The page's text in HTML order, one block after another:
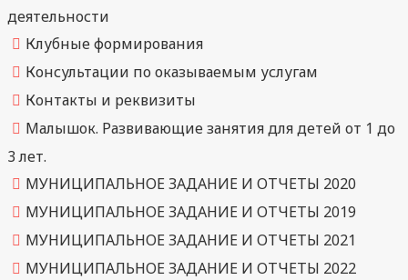
деятельности
Клубные формирования
Консультации по оказываемым услугам
Контакты и реквизиты
Малышок. Развивающие занятия для детей от 1 до
3 лет.
МУНИЦИПАЛЬНОЕ ЗАДАНИЕ И ОТЧЕТЫ 2020
МУНИЦИПАЛЬНОЕ ЗАДАНИЕ И ОТЧЕТЫ 2019
МУНИЦИПАЛЬНОЕ ЗАДАНИЕ И ОТЧЕТЫ 2021
МУНИЦИПАЛЬНОЕ ЗАДАНИЕ И ОТЧЕТЫ 2022